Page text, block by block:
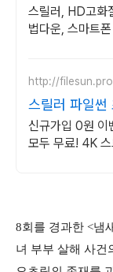
+10%추가적립
스릴러, HD고화
법다운, 스마트
http://filesun.pro
스릴러 파일
기!
신규가입 0원 이
모두 무료! 4K 스
8회를 경과한 <냄
녀 부부 살해 사건